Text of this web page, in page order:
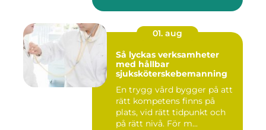
01. aug
Så lyckas verksamheter
med hållbar
sjuksköterskebemanning
En trygg vård bygger på att
rätt kompetens finns på
plats, vid rätt tidpunkt och
på rätt nivå. För m...